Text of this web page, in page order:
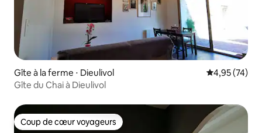
Gîte à la ferme ⋅ Dieulivol Évaluation
4,95 (74)
Gîte du Chai à Dieulivol
Coup de cœur voyageurs
Coup de cœur voyageurs